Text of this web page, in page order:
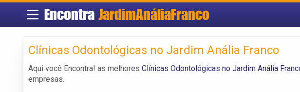
Encontra JardimAnáliaFranco
Clínicas Odontológicas no Jardim Anália Franco
Aqui você Encontra! as melhores Clínicas Odontológicas no Jardim Anália
empresas.